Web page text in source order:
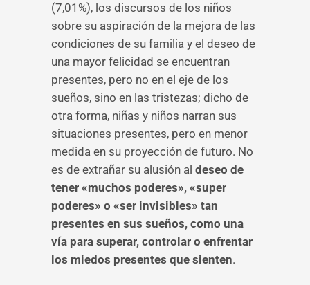
(7,01%), los discursos de los niños
sobre su aspiración de la mejora de las
condiciones de su familia y el deseo de
una mayor felicidad se encuentran
presentes, pero no en el eje de los
sueños, sino en las tristezas; dicho de
otra forma, niñas y niños narran sus
situaciones presentes, pero en menor
medida en su proyección de futuro. No
es de extrañar su alusión al deseo de
tener «muchos poderes», «super
poderes» o «ser invisibles» tan
presentes en sus sueños, como una
vía para superar, controlar o enfrentar
los miedos presentes que sienten.